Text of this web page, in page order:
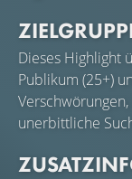
Dieses Highlight
Publikum (25+)
unerbittliche